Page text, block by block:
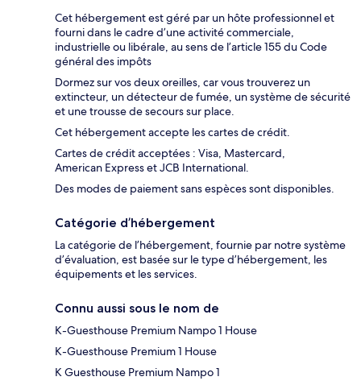
Cet hébergement est géré par un hôte professionnel et
fourni dans le cadre d’une activité commerciale,
industrielle ou libérale, au sens de l’article 155 du Code
général des impôts
Dormez sur vos deux oreilles, car vous trouverez un
extincteur, un détecteur de fumée, un système de sécurité
et une trousse de secours sur place.
Cet hébergement accepte les cartes de crédit.
Cartes de crédit acceptées : Visa, Mastercard,
American Express et JCB International.
Des modes de paiement sans espèces sont disponibles.
Catégorie d’hébergement
La catégorie de l’hébergement, fournie par notre système
d’évaluation, est basée sur le type d’hébergement, les
équipements et les services.
Connu aussi sous le nom de
K-Guesthouse Premium Nampo 1 House
K-Guesthouse Premium 1 House
K Guesthouse Premium Nampo 1